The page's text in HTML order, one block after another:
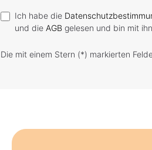
Ich habe die
und die AGB gelesen und bin mit
Die mit einem Stern (*) markierten